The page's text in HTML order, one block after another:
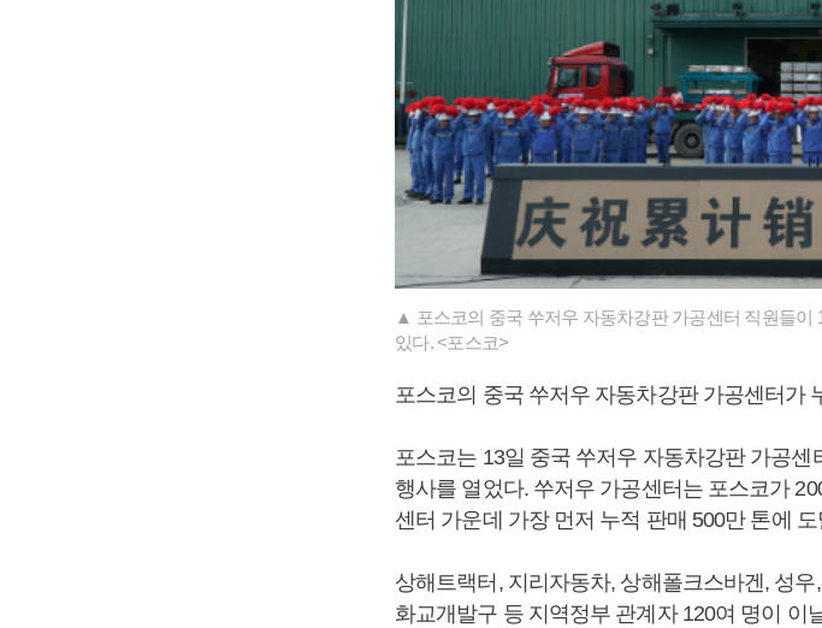
▲ 포스코의 중국 쑤저우 자동차강판 가공센터 직원들이
있다. <포스코>
포스코의 중국 쑤저우 자동차강판 가공센터가
포스코는 13일 중국 쑤저우 자동차강판 가공
행사를 열었다. 쑤저우 가공센터는 포스코가
센터 가운데 가장 먼저 누적 판매 500만 톤에
상해트랙터, 지리자동차, 상해폴크스바겐, 성
화교개발구 등 지역정부 관계자 120여 명이 이